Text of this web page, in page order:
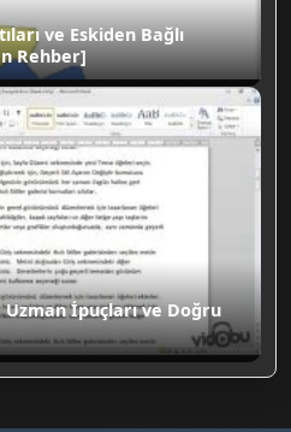
ve Eskiden Bağlı
Rehber]
Uzman İpuçları ve Doğru